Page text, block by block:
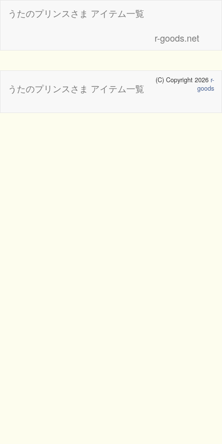
うたのプリンスさま アイテム一覧
r-goods.net
うたのプリンスさま アイテム一覧
(C) Copyright 2026 r-
goods